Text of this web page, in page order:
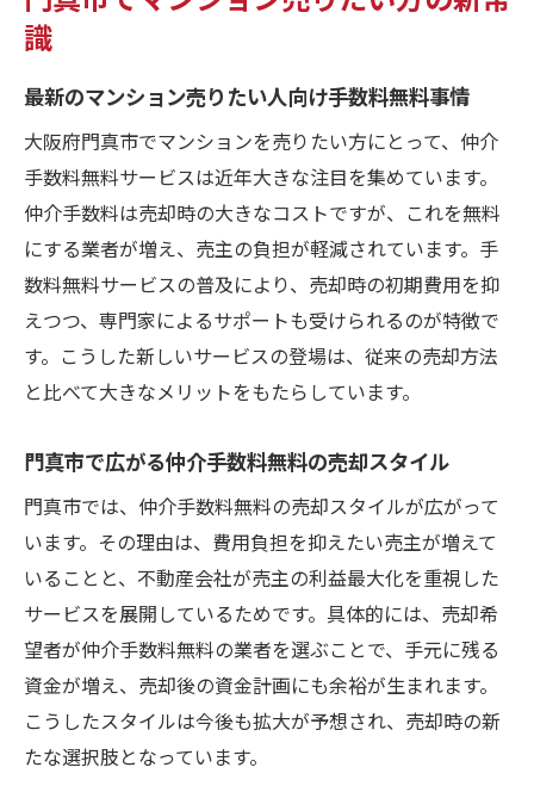
マンション売りたい人向けの契約時チェッ
クリスト
成功に導くための注意事項と事前準備
仲介手数料無料サービスの選び方ガイド
マンション売りたい人向けサービス比較の
ポイント
仲介手数料無料の信頼できるサービス選定
方法
特徴
手数料無料の業者を選ぶ際の注意事項を解
マンション売りたい人が重視すべき選び方
の基準
サービス選びで失敗しないための重要な視
点
納得の売却へ導く実践的なポイント集
マンション売りたい人が実践した納得の売
識
最新のマンション売りたい人向け手数料無料事情
大阪府門真市でマンションを売りたい方にとって、仲介
手数料無料サービスは近年大きな注目を集めています。
仲介手数料は売却時の大きなコストですが、これを無料
にする業者が増え、売主の負担が軽減されています。手
数料無料サービスの普及により、売却時の初期費用を抑
えつつ、専門家によるサポートも受けられるのが特徴で
す。こうした新しいサービスの登場は、従来の売却方法
と比べて大きなメリットをもたらしています。
門真市で広がる仲介手数料無料の売却スタイル
門真市では、仲介手数料無料の売却スタイルが広がって
います。その理由は、費用負担を抑えたい売主が増えて
いることと、不動産会社が売主の利益最大化を重視した
サービスを展開しているためです。具体的には、売却希
望者が仲介手数料無料の業者を選ぶことで、手元に残る
資金が増え、売却後の資金計画にも余裕が生まれます。
こうしたスタイルは今後も拡大が予想され、売却時の新
たな選択肢となっています。